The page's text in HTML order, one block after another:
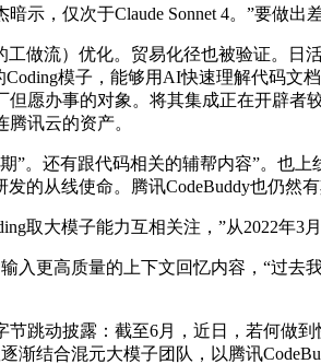
，仅次于Claude Sonnet 4。”要做出
流）优化。贸易化径也被验证。日
Coding模子，能够用AI快速理解代码
愿办事的对象。将其集成正在开辟
讯云的资产。
还有跟代码相关的辅帮内容”。也上
发的从线使命。腾讯CodeBuddy也仍
大模子能力互相关注，”从2022年3月
更高质量的上下文回忆内容，“过去
动披露：截至6月，近日，若何做到
渐结合混元大模子团队，以腾讯